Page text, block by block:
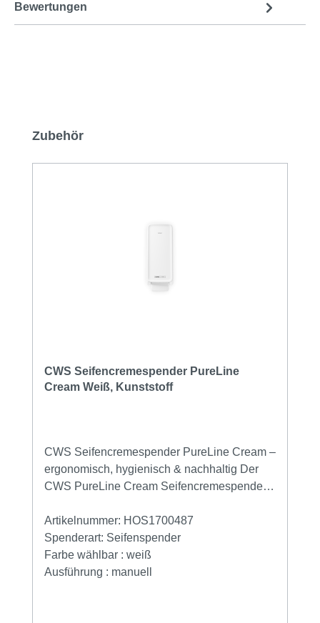
Bewertungen
Produktgalerie überspringen
Zubehör
CWS Seifencremespender PureLine
Cream Weiß, Kunststoff
CWS Seifencremespender PureLine Cream –
ergonomisch, hygienisch & nachhaltig Der
CWS PureLine Cream Seifencremespender
hygienische Waschräume – ob in
Restaurants, Kindertagesstätten, Büros oder
öffentlichen Einrichtungen. Durch sein
innovatives Design, die hochwertige
Artikelnummer: HOS1700487
Spenderart: Seifenspender
Farbe wählbar : weiß
Ausführung : manuell